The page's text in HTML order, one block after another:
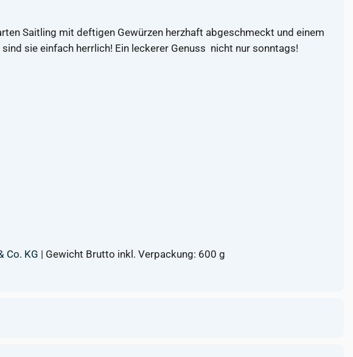
Saitling mit deftigen Gewürzen herzhaft abgeschmeckt und einem
sie einfach herrlich! Ein leckerer Genuss  nicht nur sonntags!
Co. KG | Gewicht Brutto inkl. Verpackung: 600 g